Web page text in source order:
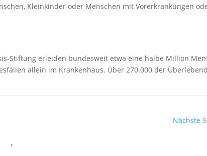
Kleinkinder oder Menschen mit Vorerkrankungen
Stiftung erleiden bundesweit etwa eine halbe Million
allein im Krankenhaus. Über 270.000 der
Nächste
Twitter